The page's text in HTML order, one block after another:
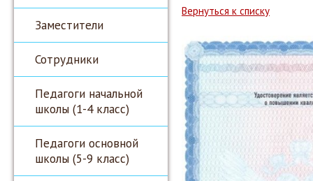
Заместители
Сотрудники
Педагоги начальной
школы (1-4 класс)
Педагоги основной
школы (5-9 класс)
Вернуться к списку